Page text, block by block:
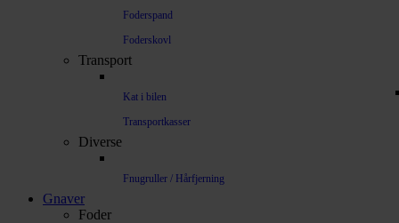
Foderspand
Foderskovl
Transport
Kat i bilen
Transportkasser
Diverse
Fnugruller / Hårfjerning
Gnaver
Foder